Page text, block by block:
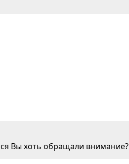
Вы хоть обращали внимание?